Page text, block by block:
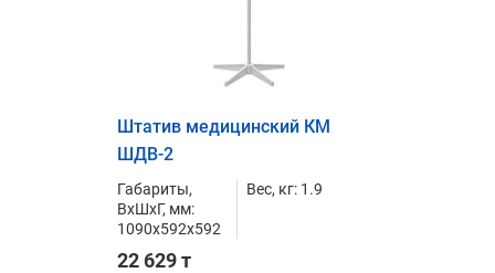
Штатив медицинский КМ
ШДВ-2
Габариты,
ВxШxГ, мм:
1090x592x592
Вес, кг: 1.9
22 629 т